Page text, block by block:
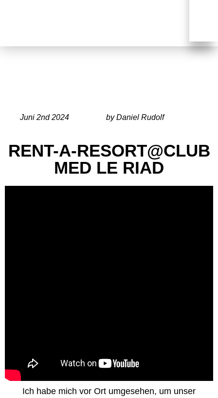
Juni 2nd 2024 by Daniel Rudolf
RENT-A-RESORT@CLUB
MED LE RIAD
Ich habe mich vor Ort umgesehen, um unser